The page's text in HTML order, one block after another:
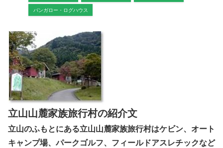
バンガロー・ログハウス
立山山麓家族旅行村の紹介文
立山のふもとにある立山山麓家族旅行村はケビン、オート
キャンプ場、パークゴルフ、フィールドアスレチックなど